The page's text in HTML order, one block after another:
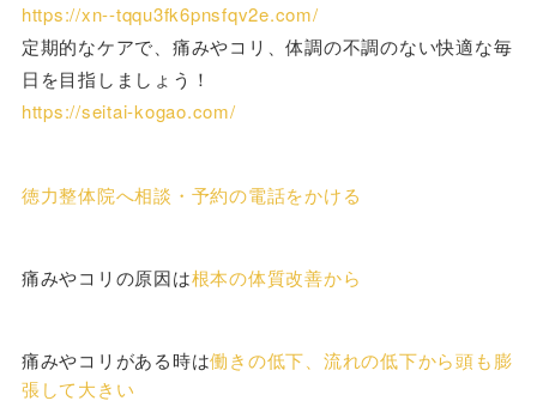
https://xn--tqqu3fk6pnsfqv2e.com/
定期的なケアで、痛みやコリ、体調の不調のない快適な毎
日を目指しましょう！
https://seitai-kogao.com/
徳力整体院へ相談・予約の電話をかける
痛みやコリの原因は根本の体質改善から
痛みやコリがある時は働きの低下、流れの低下から頭も膨
張して大きい